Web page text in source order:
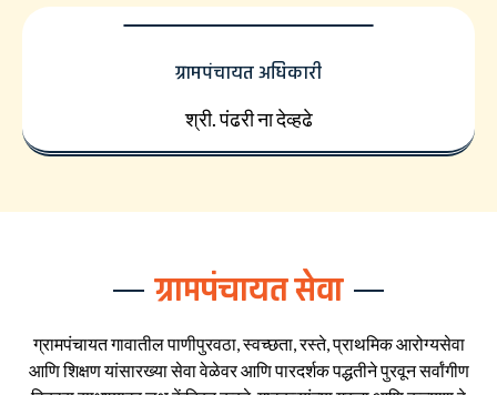
ग्रामपंचायत अधिकारी
श्री. पंढरी ना देव्हढे
ग्रामपंचायत सेवा
ग्रामपंचायत गावातील पाणीपुरवठा, स्वच्छता, रस्ते, प्राथमिक आरोग्यसेवा
आणि शिक्षण यांसारख्या सेवा वेळेवर आणि पारदर्शक पद्धतीने पुरवून सर्वांगीण